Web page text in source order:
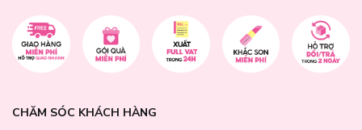
CHĂM SÓC KHÁCH HÀNG